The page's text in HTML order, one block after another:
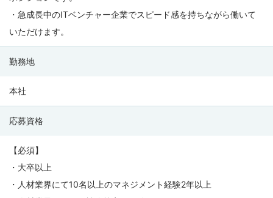
・急成長中のITベンチャー企業でスピード感を持ちながら働いて
いただけます。
勤務地
本社
応募資格
【必須】
・大卒以上
・人材業界にて10名以上のマネジメント経験2年以上